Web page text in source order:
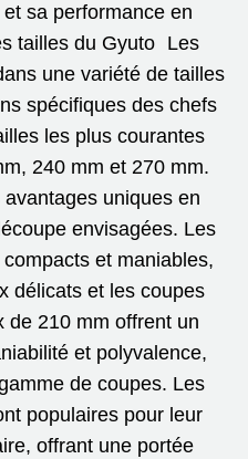
sa performance en
tailles du Gyuto Les
une variété de tailles
spécifiques des chefs
les plus courantes
240 mm et 270 mm.
uniques en
envisagées. Les
et maniables,
délicats et les coupes
de 210 mm offrent un
et polyvalence,
de coupes. Les
populaires pour leur
offrant une portée